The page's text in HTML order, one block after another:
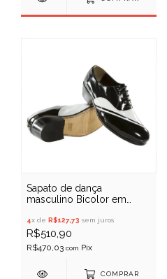
Sapato de dança
masculino Bicolor em
4x de R$127,73 sem juros
R$510,90
R$470,03 com
COMPRAR